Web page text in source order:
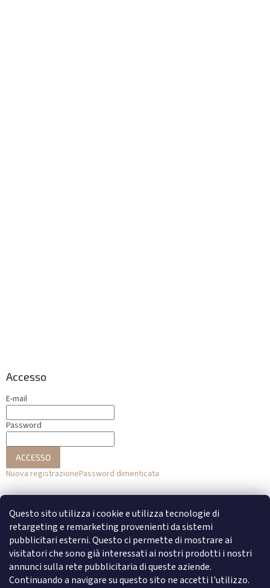
Questo sito utilizza i cookie e utilizza tecnologie di
retargeting e remarketing provenienti da sistemi
pubblicitari esterni. Questo ci permette di mostrare ai
visitatori che sono già interessati ai nostri prodotti i nostri
annunci sulla rete pubblicitaria di queste aziende.
Continuando a navigare su questo sito ne accetti l'utilizzo.
Accesso
E-mail
Password
ACCESSO
Nuova registrazionePassword dimenticata
o
Accesso con Facebook
Accesso con Google